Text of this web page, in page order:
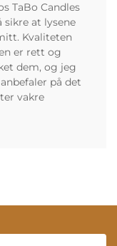
TaBo Candles
at lysene
Kvaliteten
er rett og
dem, og jeg
på det
vakre